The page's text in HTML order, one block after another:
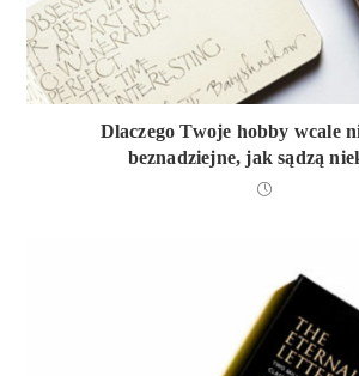
Dlaczego Twoje hobby wcale
beznadziejne, jak sądzą